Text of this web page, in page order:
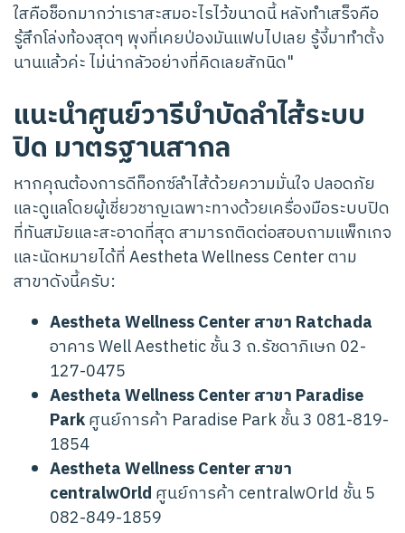
ใสคือช็อกมากว่าเราสะสมอะไรไว้ขนาดนี้ หลังทำเสร็จคือ
รู้สึกโล่งท้องสุดๆ พุงที่เคยป่องมันแฟบไปเลย รู้งี้มาทำตั้ง
นานแล้วค่ะ ไม่น่ากลัวอย่างที่คิดเลยสักนิด"
แนะนำศูนย์วารีบำบัดลำไส้ระบบ
ปิด มาตรฐานสากล
หากคุณต้องการดีท็อกซ์ลำไส้ด้วยความมั่นใจ ปลอดภัย
และดูแลโดยผู้เชี่ยวชาญเฉพาะทางด้วยเครื่องมือระบบปิด
ที่ทันสมัยและสะอาดที่สุด สามารถติดต่อสอบถามแพ็กเกจ
และนัดหมายได้ที่ Aestheta Wellness Center ตาม
สาขาดังนี้ครับ:
Aestheta Wellness Center สาขา Ratchada
อาคาร Well Aesthetic ชั้น 3 ถ.รัชดาภิเษก 02-
127-0475
Aestheta Wellness Center สาขา Paradise
Parkศูนย์การค้า Paradise Park ชั้น 3 081-819-
1854
Aestheta Wellness Center สาขา
centralwOrld ศูนย์การค้า centralwOrld ชั้น 5
082-849-1859